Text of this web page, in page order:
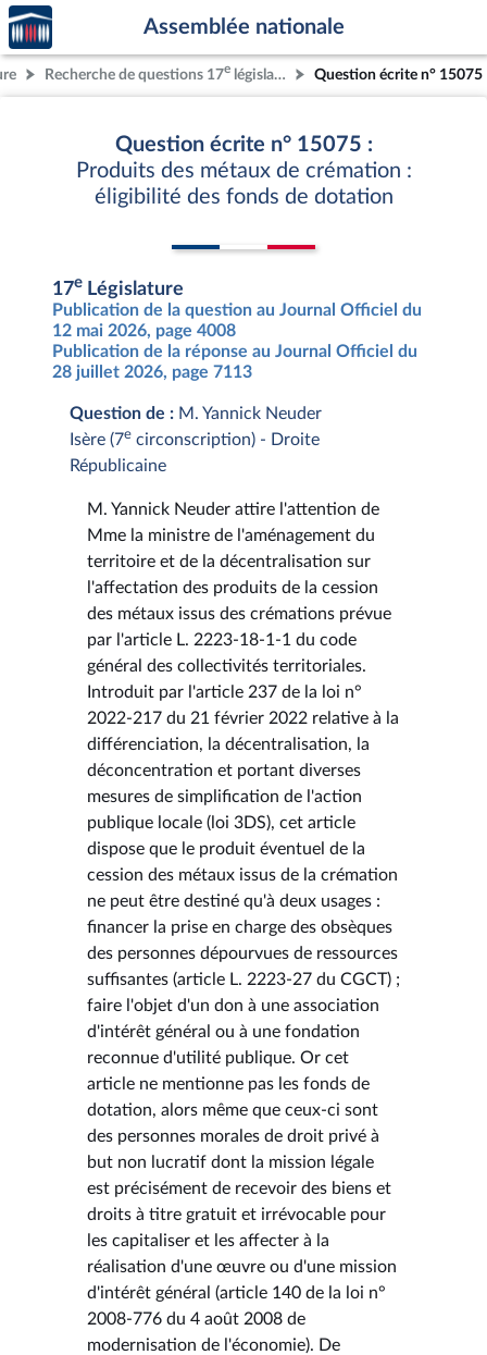
Aller au contenu
Aller en bas de la page
Accèder
à la
page
d'accueil
Assemblée nationale
Recherche de questions 17e législature Question écrite n° 15075
Question écrite n° 15075 :
Produits des métaux de crémation :
éligibilité des fonds de dotation
17e Législature
Publication de la question au Journal Officiel du
12 mai 2026, page 4008
Publication de la réponse au Journal Officiel du
28 juillet 2026, page 7113
Question de : M. Yannick Neuder
Isère (7e circonscription) - Droite
Républicaine
M. Yannick Neuder attire l'attention de
Mme la ministre de l'aménagement du
territoire et de la décentralisation sur
l'affectation des produits de la cession
des métaux issus des crémations prévue
par l'article L. 2223-18-1-1 du code
général des collectivités territoriales.
Introduit par l'article 237 de la loi n°
2022-217 du 21 février 2022 relative à la
différenciation, la décentralisation, la
déconcentration et portant diverses
mesures de simplification de l'action
publique locale (loi 3DS), cet article
dispose que le produit éventuel de la
cession des métaux issus de la crémation
ne peut être destiné qu'à deux usages :
financer la prise en charge des obsèques
des personnes dépourvues de ressources
suffisantes (article L. 2223-27 du CGCT) ;
faire l'objet d'un don à une association
d'intérêt général ou à une fondation
reconnue d'utilité publique. Or cet
article ne mentionne pas les fonds de
dotation, alors même que ceux-ci sont
des personnes morales de droit privé à
but non lucratif dont la mission légale
est précisément de recevoir des biens et
droits à titre gratuit et irrévocable pour
les capitaliser et les affecter à la
réalisation d'une œuvre ou d'une mission
d'intérêt général (article 140 de la loi n°
2008-776 du 4 août 2008 de
modernisation de l'économie). De